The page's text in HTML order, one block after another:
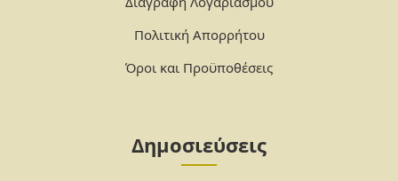
Πολιτική Απορρήτου
Όροι και Προϋποθέσεις
Δημοσιεύσεις